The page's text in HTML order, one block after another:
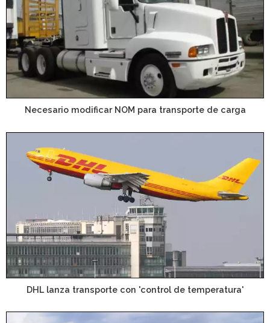
Necesario modificar NOM para transporte de carga
DHL lanza transporte con 'control de temperatura'